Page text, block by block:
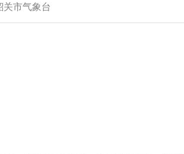
关市气象台